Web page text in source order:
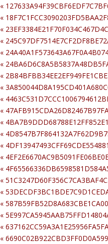
«
«
«
«
«
«
«
«
«
«
«
«
«
«
«
«
«
«
«
«
«